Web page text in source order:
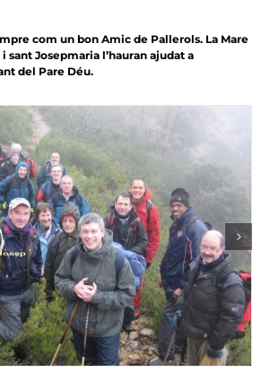
com un bon Amic de Pallerols. La Mare
sant Josepmaria l’hauran ajudat a
del Pare Déu.